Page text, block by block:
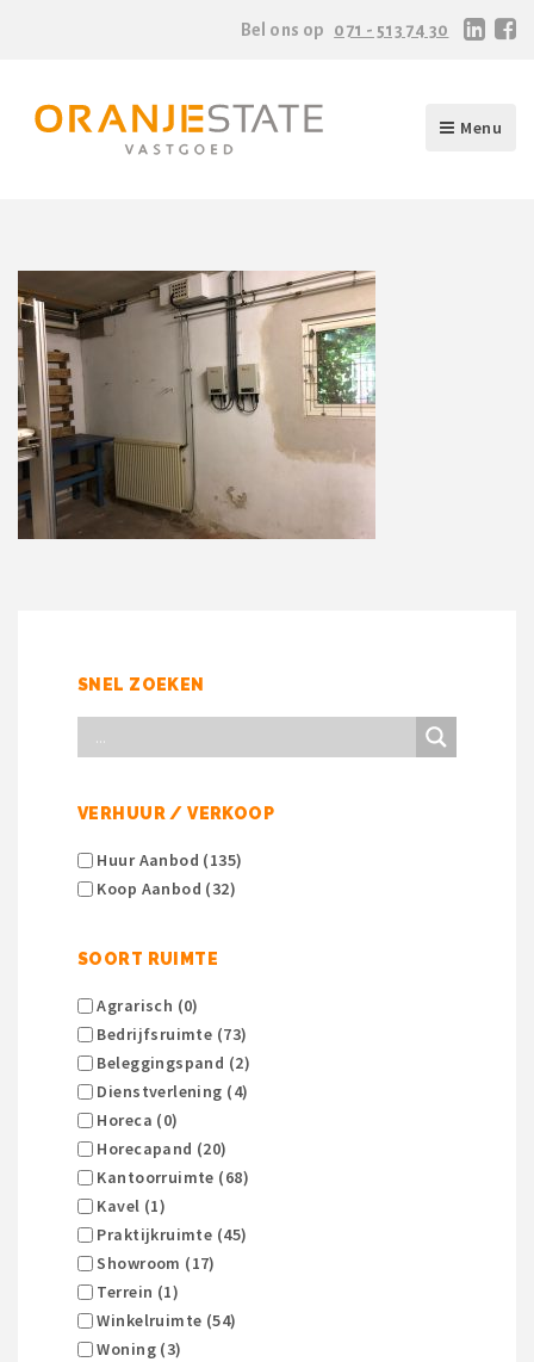
Bel ons op 071 - 513 74 30
Menu
SNEL ZOEKEN
VERHUUR / VERKOOP
Huur Aanbod (135)
Koop Aanbod (32)
SOORT RUIMTE
Agrarisch (0)
Bedrijfsruimte (73)
Beleggingspand (2)
Dienstverlening (4)
Horeca (0)
Horecapand (20)
Kantoorruimte (68)
Kavel (1)
Praktijkruimte (45)
Showroom (17)
Terrein (1)
Winkelruimte (54)
Woning (3)